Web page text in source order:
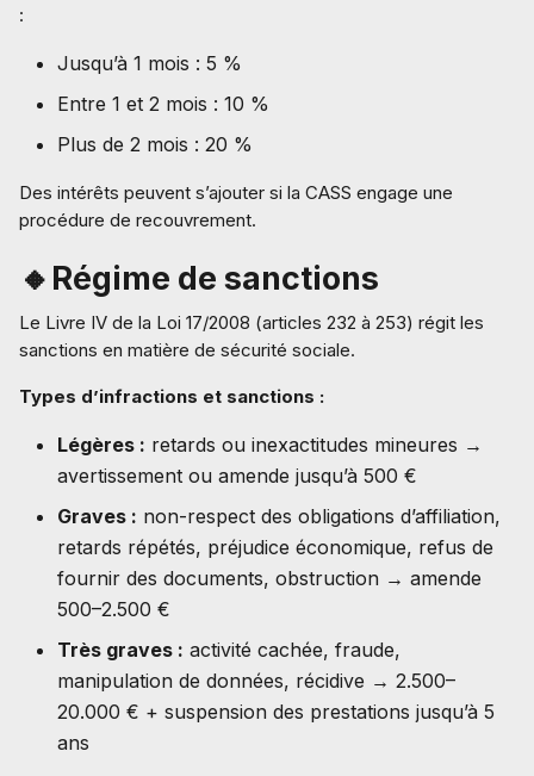
:
Jusqu’à 1 mois : 5 %
Entre 1 et 2 mois : 10 %
Plus de 2 mois : 20 %
Des intérêts peuvent s’ajouter si la CASS engage une
procédure de recouvrement.
🔸Régime de sanctions
Le Livre IV de la Loi 17/2008 (articles 232 à 253) régit les
sanctions en matière de sécurité sociale.
Types d’infractions et sanctions :
Légères : retards ou inexactitudes mineures →
avertissement ou amende jusqu’à 500 €
Graves : non-respect des obligations d’affiliation,
retards répétés, préjudice économique, refus de
fournir des documents, obstruction → amende
500–2.500 €
Très graves : activité cachée, fraude,
manipulation de données, récidive → 2.500–
20.000 € + suspension des prestations jusqu’à 5
ans